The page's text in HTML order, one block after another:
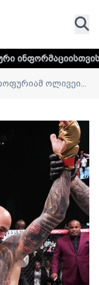
დააკლიკეთ
ოლივეი...